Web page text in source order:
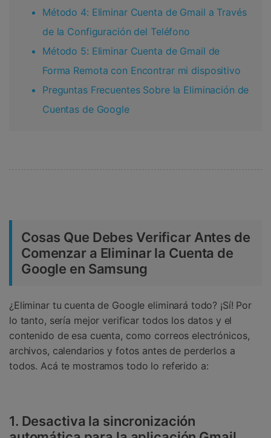
Método 4: Eliminar Cuenta de Gmail a Través
de la Configuración del Teléfono
Método 5: Eliminar Cuenta de Gmail de
Forma Remota con Encontrar mi dispositivo
Preguntas Frecuentes Sobre la Eliminación de
Cuentas de Google
Cosas Que Debes Verificar Antes de
Comenzar a Eliminar la Cuenta de
Google en Samsung
¿Eliminar tu cuenta de Google eliminará todo? ¡Sí! Por
lo tanto, sería mejor verificar todos los datos y el
contenido de esa cuenta, como correos electrónicos,
archivos, calendarios y fotos antes de perderlos a
todos. Acá te mostramos todo lo referido a:
1. Desactiva la sincronización